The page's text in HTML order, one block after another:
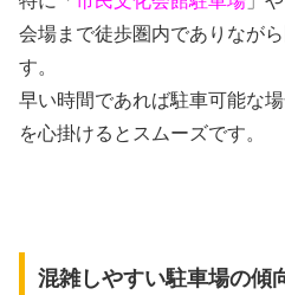
会場まで徒歩圏内でありなが
す。
早い時間であれば駐車可能な
を心掛けるとスムーズです。
混雑しやすい駐車場の傾